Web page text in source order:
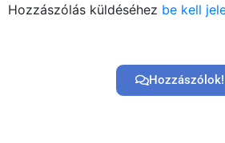
Hozzászólás küldéséhez be kell
Hozzászólok!